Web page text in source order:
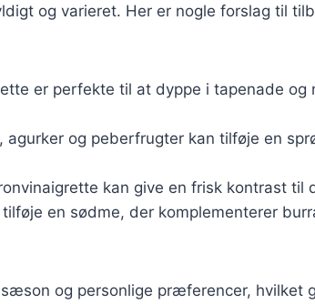
og varieret. Her er nogle forslag til
er perfekte til at dyppe i tapenade og
agurker og peberfrugter kan tilføje en
kan give en frisk kontrast til
en sødme, der komplementerer
og personlige præferencer, hvilket